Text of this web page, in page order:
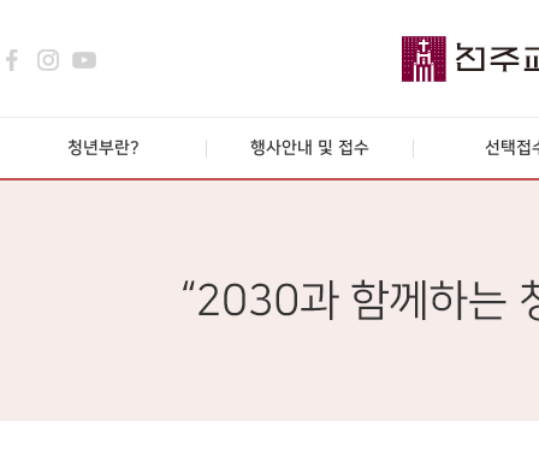
청년부란? 행사안내 및 접수 선택접